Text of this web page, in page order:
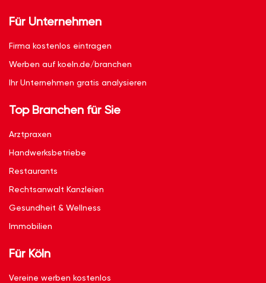
Für Unternehmen
Firma kostenlos eintragen
Werben auf koeln.de/branchen
Ihr Unternehmen gratis analysieren
Top Branchen für Sie
Arztpraxen
Handwerksbetriebe
Restaurants
Rechtsanwalt Kanzleien
Gesundheit & Wellness
Immobilien
Für Köln
Vereine werben kostenlos